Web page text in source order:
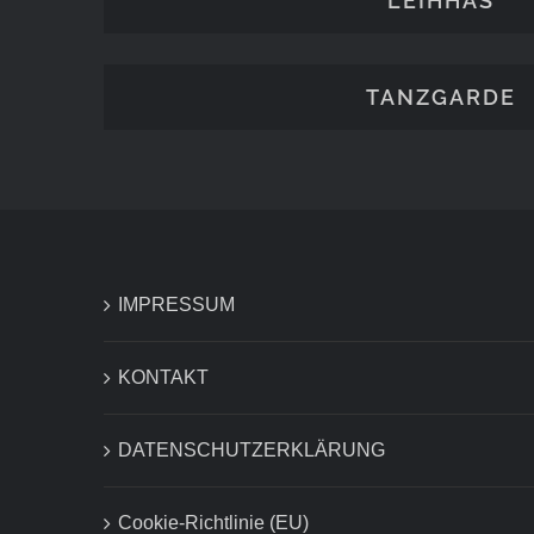
TANZGARDE
IMPRESSUM
KONTAKT
DATENSCHUTZERKLÄRUNG
Cookie-Richtlinie (EU)